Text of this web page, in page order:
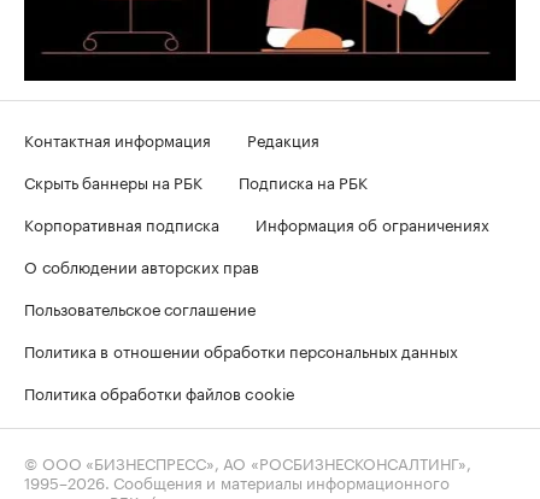
Контактная информация
Редакция
Скрыть баннеры на РБК
Подписка на РБК
Корпоративная подписка
Информация об ограничениях
О соблюдении авторских прав
Пользовательское соглашение
Политика в отношении обработки персональных данных
Политика обработки файлов cookie
© ООО «БИЗНЕСПРЕСС», АО «РОСБИЗНЕСКОНСАЛТИНГ»,
1995–2026 . Сообщения и материалы информационного